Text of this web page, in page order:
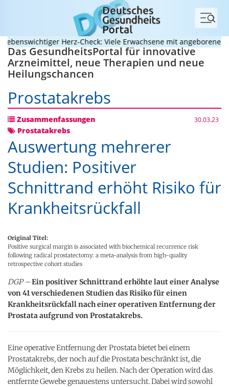
Menü
Herz-Check: Viele Erwachsene mit angeborenem
Das GesundheitsPortal für innovative
Arzneimittel, neue Therapien und neue
Heilungschancen
Prostatakrebs
Zusammenfassungen 30.03.23
Prostatakrebs
Auswertung mehrerer
Studien: Positiver
Schnittrand erhöht Risiko für
Krankheitsrückfall
Original Titel:
Positive surgical margin is associated with biochemical recurrence risk
following radical prostatectomy: a meta-analysis from high-quality
retrospective cohort studies
DGP –Ein positiver Schnittrand erhöhte laut einer Analyse
von 41 verschiedenen Studien das Risiko für einen
Krankheitsrückfall nach einer operativen Entfernung der
Prostata aufgrund von Prostatakrebs.
Eine operative Entfernung der Prostata bietet bei einem
Prostatakrebs, der noch auf die Prostata beschränkt ist, die
Möglichkeit, den Krebs zu heilen. Nach der Operation wird das
entfernte Gewebe genauestens untersucht. Dabei wird sowohl